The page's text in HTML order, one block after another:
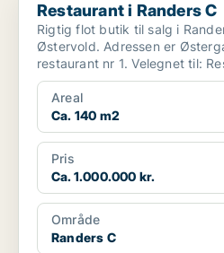
Restaurant i Randers C
Rigtig flot butik til salg i
Østervold. Adressen er
Areal
Ca. 140 m2
Pris
Ca. 1.000.000 kr.
Område
Randers C